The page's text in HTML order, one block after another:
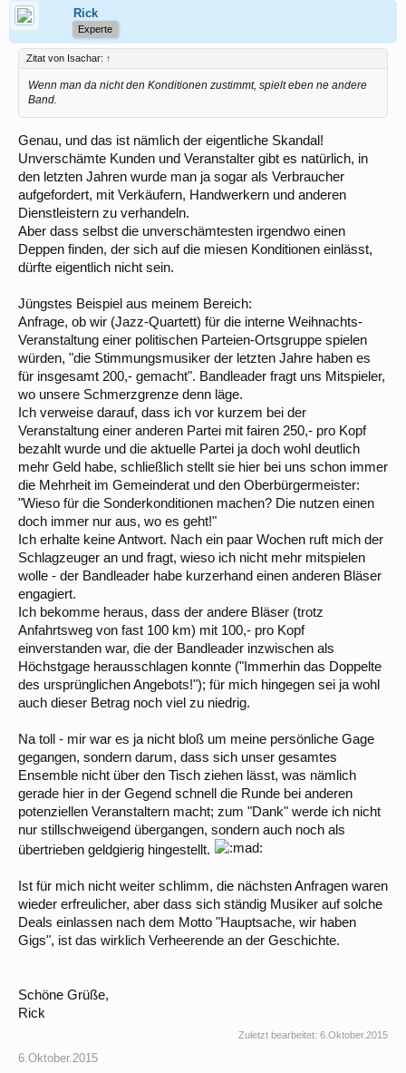
Rick
Experte
Zitat von Isachar: ↑
Wenn man da nicht den Konditionen zustimmt, spielt eben ne andere
Band.
Genau, und das ist nämlich der eigentliche Skandal!
Unverschämte Kunden und Veranstalter gibt es natürlich, in
den letzten Jahren wurde man ja sogar als Verbraucher
aufgefordert, mit Verkäufern, Handwerkern und anderen
Dienstleistern zu verhandeln.
Aber dass selbst die unverschämtesten irgendwo einen
Deppen finden, der sich auf die miesen Konditionen einlässt,
dürfte eigentlich nicht sein.
Jüngstes Beispiel aus meinem Bereich:
Anfrage, ob wir (Jazz-Quartett) für die interne Weihnachts-
Veranstaltung einer politischen Parteien-Ortsgruppe spielen
würden, "die Stimmungsmusiker der letzten Jahre haben es
für insgesamt 200,- gemacht". Bandleader fragt uns Mitspieler,
wo unsere Schmerzgrenze denn läge.
Ich verweise darauf, dass ich vor kurzem bei der
Veranstaltung einer anderen Partei mit fairen 250,- pro Kopf
bezahlt wurde und die aktuelle Partei ja doch wohl deutlich
mehr Geld habe, schließlich stellt sie hier bei uns schon immer
die Mehrheit im Gemeinderat und den Oberbürgermeister:
"Wieso für die Sonderkonditionen machen? Die nutzen einen
doch immer nur aus, wo es geht!"
Ich erhalte keine Antwort. Nach ein paar Wochen ruft mich der
Schlagzeuger an und fragt, wieso ich nicht mehr mitspielen
wolle - der Bandleader habe kurzerhand einen anderen Bläser
engagiert.
Ich bekomme heraus, dass der andere Bläser (trotz
Anfahrtsweg von fast 100 km) mit 100,- pro Kopf
einverstanden war, die der Bandleader inzwischen als
Höchstgage herausschlagen konnte ("Immerhin das Doppelte
des ursprünglichen Angebots!"); für mich hingegen sei ja wohl
auch dieser Betrag noch viel zu niedrig.
Na toll - mir war es ja nicht bloß um meine persönliche Gage
gegangen, sondern darum, dass sich unser gesamtes
Ensemble nicht über den Tisch ziehen lässt, was nämlich
gerade hier in der Gegend schnell die Runde bei anderen
potenziellen Veranstaltern macht; zum "Dank" werde ich nicht
nur stillschweigend übergangen, sondern auch noch als
übertrieben geldgierig hingestellt.
Ist für mich nicht weiter schlimm, die nächsten Anfragen waren
wieder erfreulicher, aber dass sich ständig Musiker auf solche
Deals einlassen nach dem Motto "Hauptsache, wir haben
Gigs", ist das wirklich Verheerende an der Geschichte.
Schöne Grüße,
Rick
Zuletzt bearbeitet: 6.Oktober.2015
6.Oktober.2015